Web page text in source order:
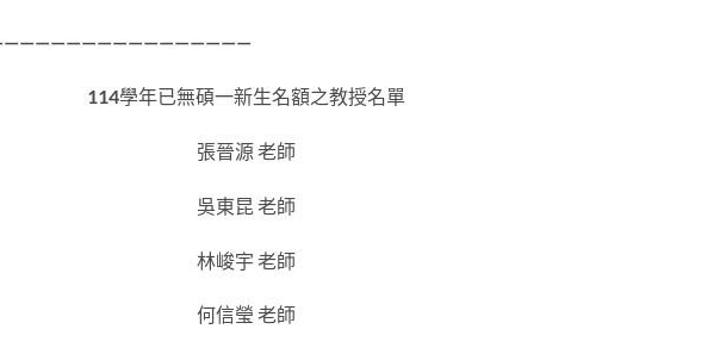
114學年已無碩一新生名額之教授名單
張晉源 老師
吳東昆 老師
林峻宇 老師
何信瑩 老師